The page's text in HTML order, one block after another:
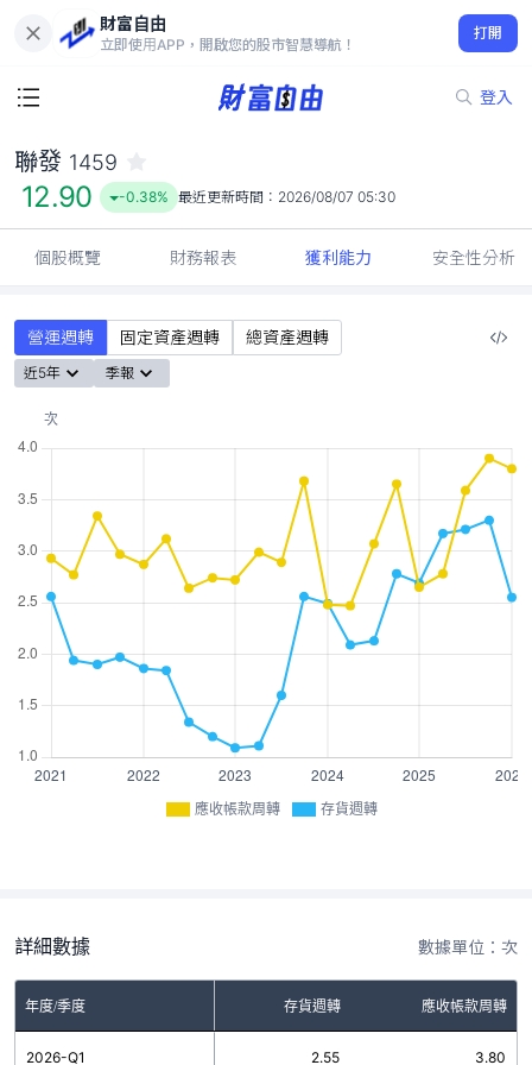
財富自由
立即使用APP，開啟您的股市智慧導航！
打開
登入
12.90
-0.38%
聯發 1459
12.90 -0.38% 最近更新時間： 2026/08/07 05:30
個股概覽 財務報表 獲利能力 安全性分析
營運週轉 固定資產週轉 總資產週轉
近5年 季報
應收帳款周轉 存貨週轉
詳細數據 數據單位：次
年度/季度 存貨週轉 應收帳款周轉
2026-Q1 2.55 3.80